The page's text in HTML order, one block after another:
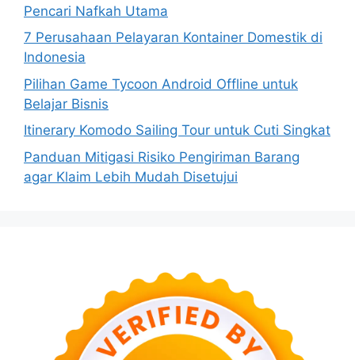
Pencari Nafkah Utama
7 Perusahaan Pelayaran Kontainer Domestik di
Indonesia
Pilihan Game Tycoon Android Offline untuk
Belajar Bisnis
Itinerary Komodo Sailing Tour untuk Cuti Singkat
Panduan Mitigasi Risiko Pengiriman Barang
agar Klaim Lebih Mudah Disetujui